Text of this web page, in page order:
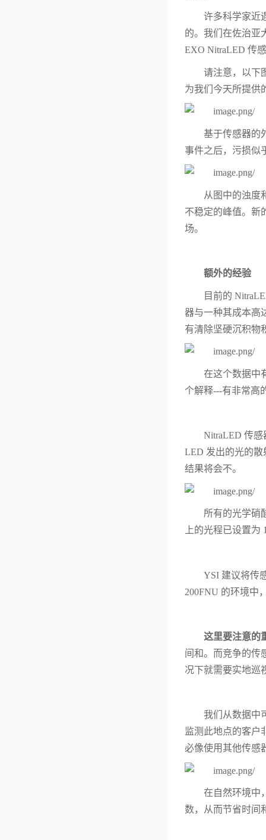
许多科学家近
的。我们在佐治亚
EXO NitraLED 传
请注意，以下
为我们今天所提供
基于传感器的
事件之后，污损似
从图中的浊度
不稳定的峰值。新
场。
额外的经验
目前的
器与一种其成本高
有清除坚硬沉积物
在这个数据中
个解释---有非常高
NitraLED 传
LED 发出的光的
结果将会不。
所有的光学硝
上的光程已设置为
YSI 建议将传
200FNU 的环境中
这里要注意的
间和。而竞争的传
况下就需要实地巡
我们从数据中
监测此地点的客户
必像使用其他传感
在自然环境中
数，从而节省时间